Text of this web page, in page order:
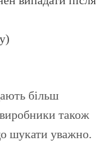
більш
також
шукати уважно.